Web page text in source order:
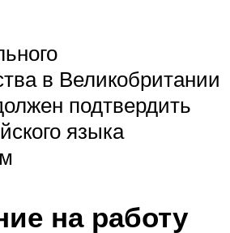
в Великобритании
подтвердить
языка
на работу